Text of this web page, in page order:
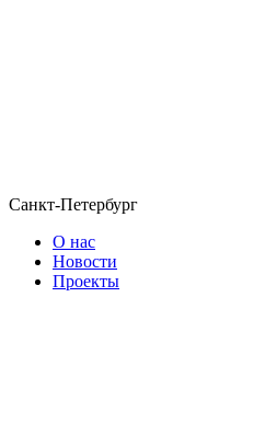
Санкт-Петербург
О нас
Новости
Проекты